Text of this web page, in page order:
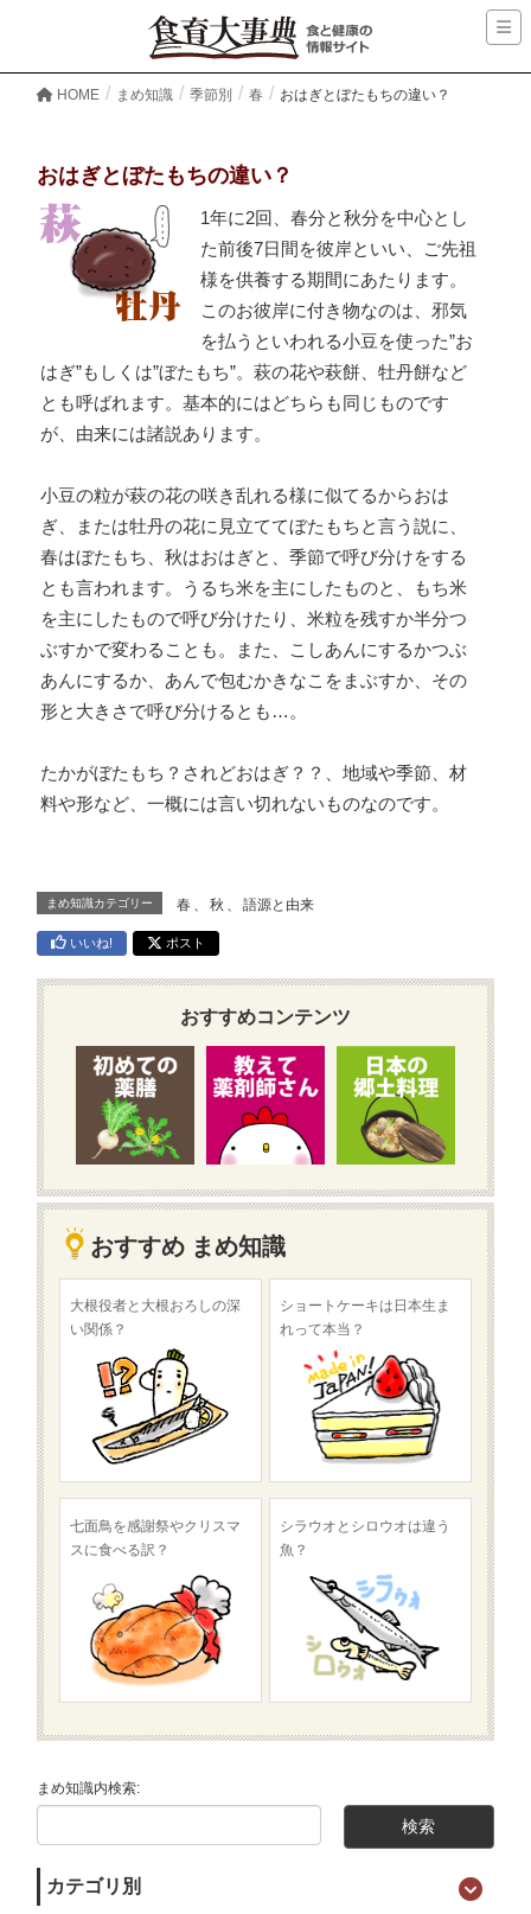
HOME まめ知識 季節別 春 おはぎとぼたもちの違い？
おはぎとぼたもちの違い？
1年に2回、春分と秋分を中心とし
た前後7日間を彼岸といい、ご先祖
様を供養する期間にあたります。
このお彼岸に付き物なのは、邪気
を払うといわれる小豆を使った”お
はぎ”もしくは”ぼたもち”。萩の花や萩餅、牡丹餅など
とも呼ばれます。基本的にはどちらも同じものです
が、由来には諸説あります。
小豆の粒が萩の花の咲き乱れる様に似てるからおは
ぎ、または牡丹の花に見立ててぼたもちと言う説に、
春はぼたもち、秋はおはぎと、季節で呼び分けをする
とも言われます。うるち米を主にしたものと、もち米
を主にしたもので呼び分けたり、米粒を残すか半分つ
ぶすかで変わることも。また、こしあんにするかつぶ
あんにするか、あんで包むかきなこをまぶすか、その
形と大きさで呼び分けるとも…。
たかがぼたもち？されどおはぎ？？、地域や季節、材
料や形など、一概には言い切れないものなのです。
まめ知識カテゴリー 春 、 秋 、 語源と由来
いいね! ポスト
おすすめコンテンツ
おすすめ まめ知識
大根役者と大根おろしの深
い関係？
ショートケーキは日本生ま
れって本当？
七面鳥を感謝祭やクリスマ
スに食べる訳？
シラウオとシロウオは違う
魚？
まめ知識内検索:
カテゴリ別